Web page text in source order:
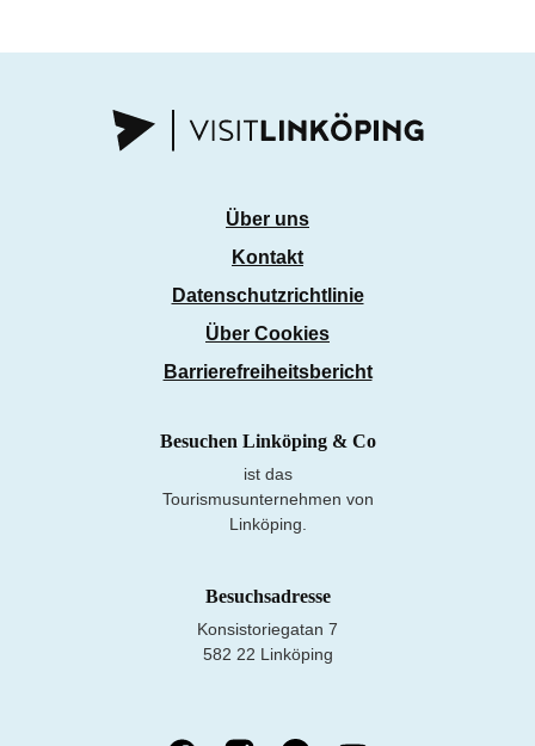
Über uns
Kontakt
Datenschutzrichtlinie
Über Cookies
Barrierefreiheitsbericht
Besuchen Linköping & Co
ist das
Tourismusunternehmen von
Linköping.
Besuchsadresse
Konsistoriegatan 7
582 22 Linköping